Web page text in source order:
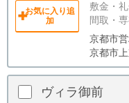
お気に入り追
加
敷金・
間取・
京都市
京都市
ヴィラ御前